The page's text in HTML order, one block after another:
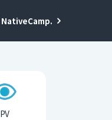
NativeCamp.
PV